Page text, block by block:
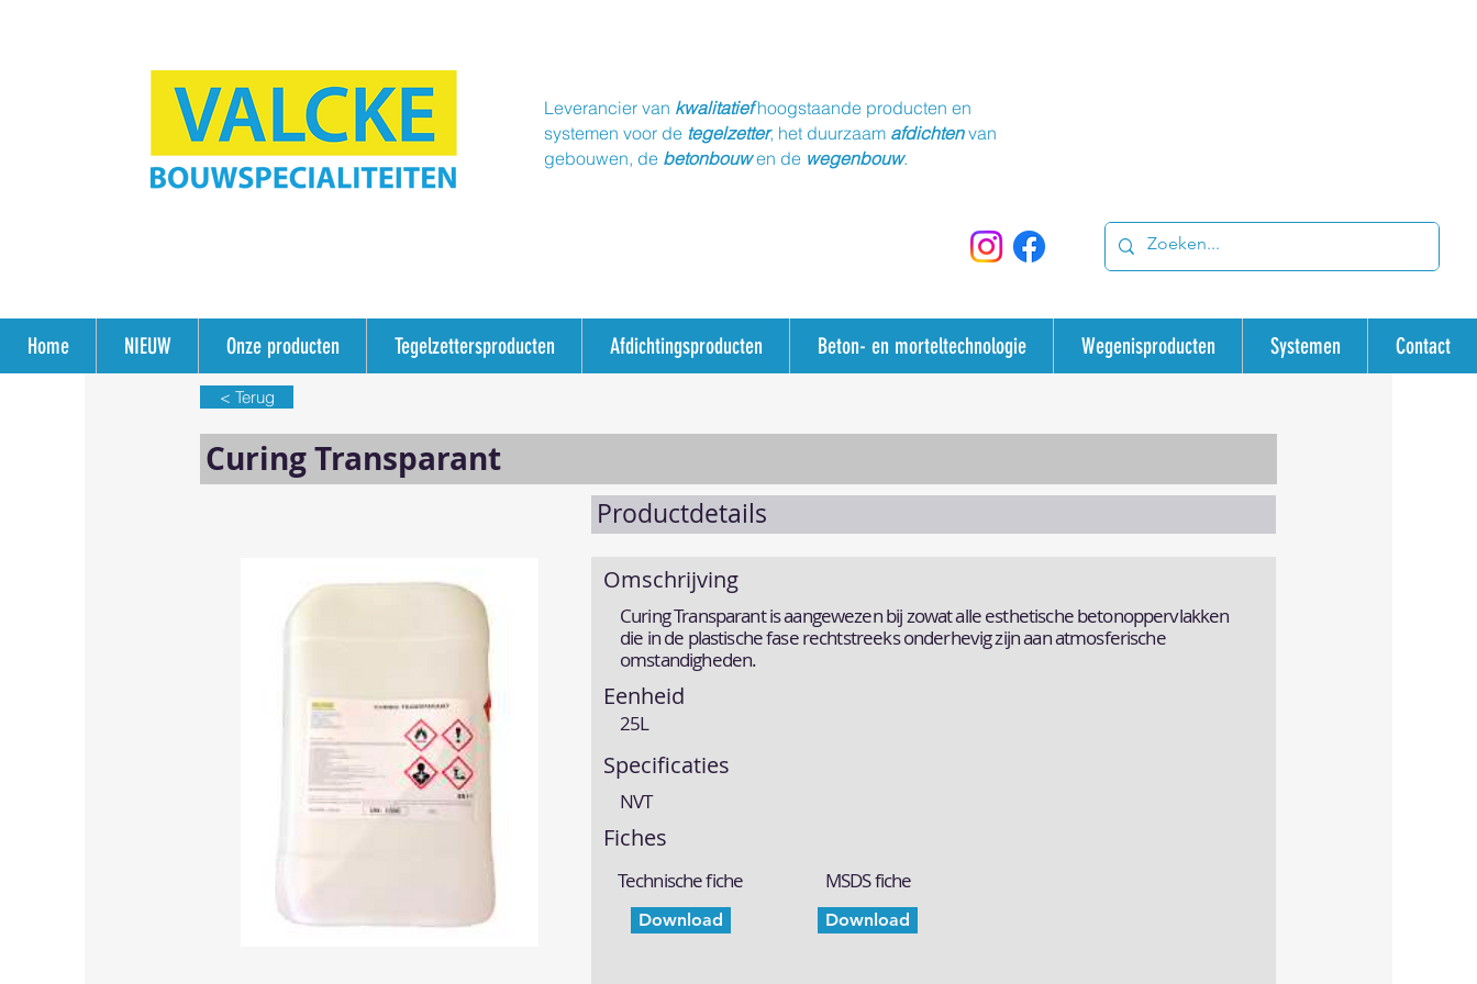
Leverancier van kwalitatiefhoogstaande producten en
systemen voor de tegelzetter, het duurzaam afdichtenvan
gebouwen, de betonbouwen de wegenbouw.
Home NIEUW Onze producten Tegelzettersproducten Afdichtingsproducten Beton- en morteltechnologie Wegenisproducten Systemen Contact
< Terug
Curing Transparant
Productdetails
Omschrijving
Curing Transparant is aangewezen bij zowat alle esthetische betonoppervlakken
die in de plastische fase rechtstreeks onderhevig zijn aan atmosferische
omstandigheden.
Eenheid
25L
Specificaties
NVT
Fiches
Technische fiche
Download
MSDS fiche
Download